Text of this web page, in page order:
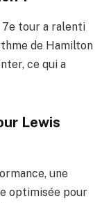
7e tour a ralenti
de Hamilton
ce qui a
Lewis
une
optimisée pour